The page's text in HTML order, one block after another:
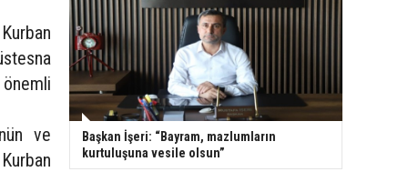
ve
Başkan İşeri: “Bayram, mazlumların
kurtuluşuna vesile olsun”